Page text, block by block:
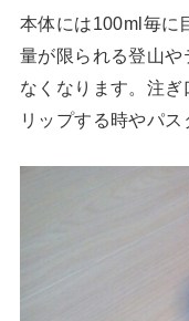
本体には100ml毎に
量が限られる登山
なくなります。注
リップする時やパス